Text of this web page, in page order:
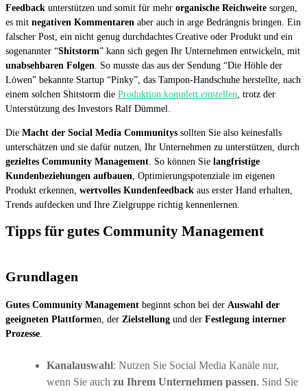
Feedback unterstützen und somit für mehr organische Reichweite sorgen,
es mit negativen Kommentaren aber auch in arge Bedrängnis bringen. Ein
falscher Post, ein nicht genug durchdachtes Creative oder Produkt und ein
sogenannter “Shitstorm” kann sich gegen Ihr Unternehmen entwickeln, mit
unabsehbaren Folgen. So musste das aus der Sendung “Die Höhle der
Löwen” bekannte Startup “Pinky”, das Tampon-Handschuhe herstellte, nach
einem solchen Shitstorm die Produktion komplett einstellen, trotz der
Unterstützung des Investors Ralf Dümmel.
Die Macht der Social Media Communitys sollten Sie also keinesfalls
unterschätzen und sie dafür nutzen, Ihr Unternehmen zu unterstützen, durch
gezieltes Community Management. So können Sie langfristige
Kundenbeziehungen aufbauen, Optimierungspotenziale im eigenen
Produkt erkennen, wertvolles Kundenfeedback aus erster Hand erhalten,
Trends aufdecken und Ihre Zielgruppe richtig kennenlernen.
Tipps für gutes Community Management
Grundlagen
Gutes Community Management beginnt schon bei der Auswahl der
geeigneten Plattformen, der Zielstellung und der Festlegung interner
Prozesse
Kanalauswahl: Nutzen Sie Social Media Kanäle nur,
wenn Sie auch zu Ihrem Unternehmen passen. Sind Sie